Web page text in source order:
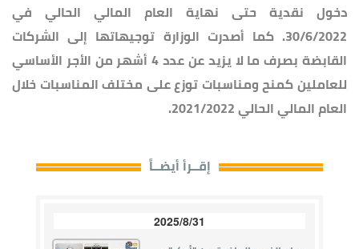
دخول نقدية حتى نهاية العام المالي الحالي في
30/6/2022. كما أصدرت الوزارة توجيهاتها إلى الشركات
القابضة بصرف ما لا يزيد عن عدد 4 أشهر من الأجر الأساسي
للعاملين كمنح ومناسبات توزع على مختلف المناسبات خلال
العام المالي الحالي 2021/2022.